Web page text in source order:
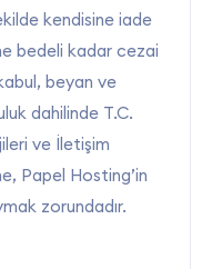
kendisine iade
bedeli kadar cezai
beyan ve
dahilinde T.C.
ve İletişim
Papel Hosting’in
zorundadır.